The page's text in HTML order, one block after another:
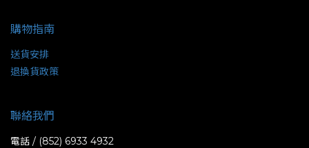
購物指南
送貨安排
退換貨政策
聯絡我們
電話 / (852) 6933 4932